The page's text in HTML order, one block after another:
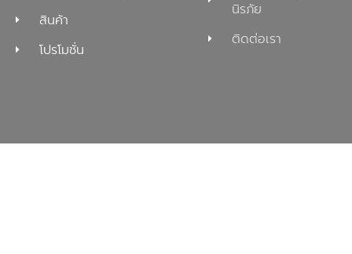
สินค้า
โปรโมชั่น
นิรภัย
ติดต่อเรา